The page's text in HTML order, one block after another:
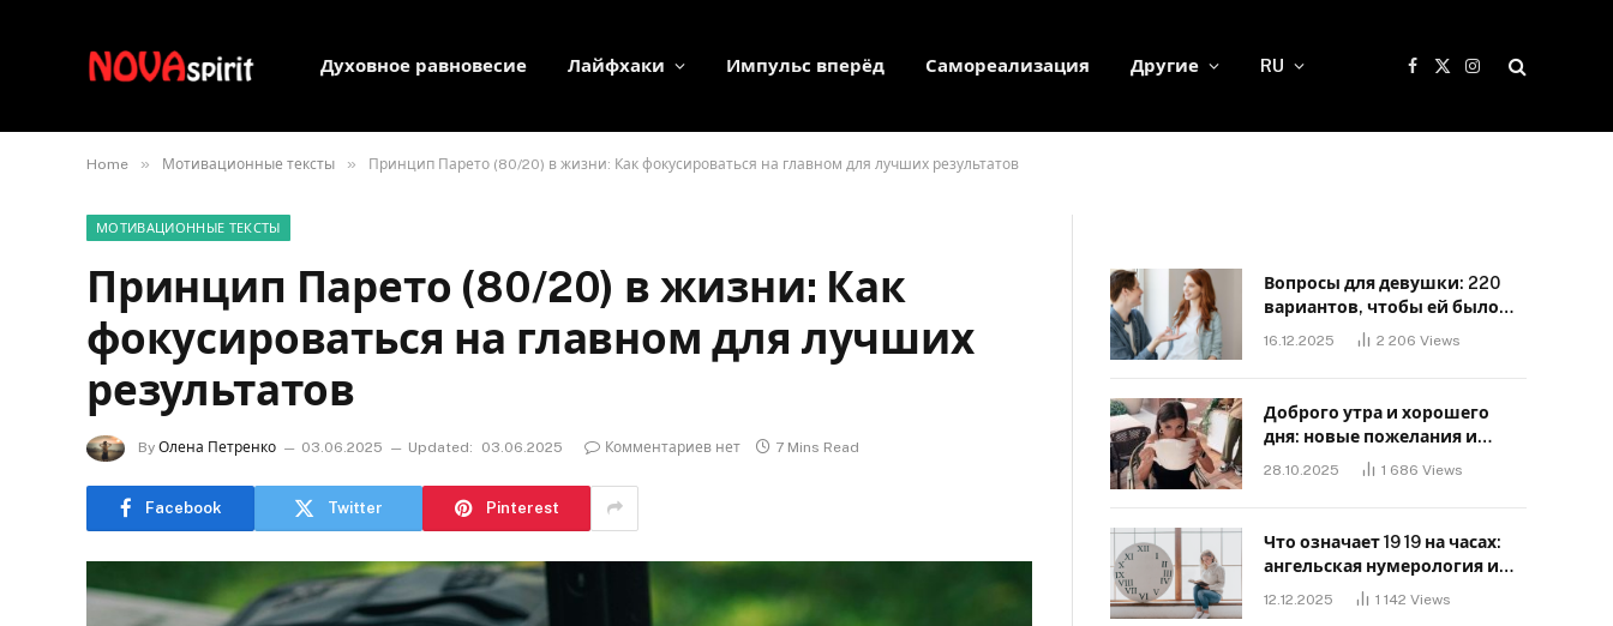
Духовное равновесие Лайфхаки Импульс вперёд Самореализация Другие RU
Facebook
X
Instagram
Home » Мотивационные тексты » Принцип Парето (80/20) в жизни: Как фокусироваться на главном для лучших результатов
МОТИВАЦИОННЫЕ ТЕКСТЫ
Принцип Парето (80/20) в жизни: Как
фокусироваться на главном для лучших
результатов
By Олена Петренко 03.06.2025 Updated: 03.06.2025 Комментариев нет 7 Mins Read
Facebook Twitter Pinterest
Вопросы для девушки: 220
вариантов, чтобы ей было
интересно с тобой
16.12.2025 2 206 Views
Доброго утра и хорошего
дня: новые пожелания и
картинки для близких
28.10.2025 1 686 Views
Что означает 19 19 на часах:
ангельская нумерология и
значение в любви
12.12.2025 1 142 Views